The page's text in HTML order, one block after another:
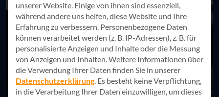
unserer Website. Einige von ihnen sind essenziell,
während andere uns helfen, diese Website und Ihre
Erfahrung zu verbessern. Personenbezogene Daten
können verarbeitet werden (z. B. IP-Adressen), z. B. für
personalisierte Anzeigen und Inhalte oder die Messung
von Anzeigen und Inhalten.Weitere Informationen über
die Verwendung Ihrer Daten finden Sie in unserer
Datenschutzerklärung. Es besteht keine Verpflichtung,
in die Verarbeitung Ihrer Daten einzuwilligen, um dieses